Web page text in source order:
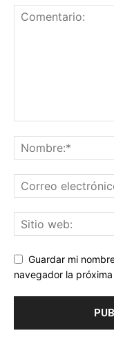
Guardar mi
navegador la